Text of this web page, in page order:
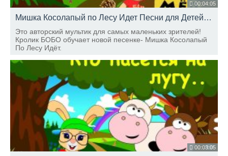
00:04:05
Мишка Косолапый по Лесу Идет Песни для Детей Развивающие Мультики ШКОЛА КРОЛИКА БОБО
Это авторский мультик для самых маленьких зрителей!
Кролик БОБО обучает новой песенке- Мишка Косолапый
По Лесу Идёт.
00:03:05